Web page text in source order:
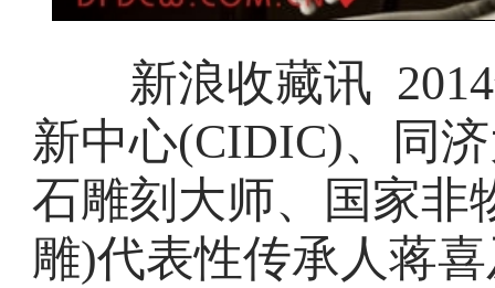
新浪收藏讯 2014
新中心(CIDIC)、同
石雕刻大师、国家非
雕)代表性传承人蒋